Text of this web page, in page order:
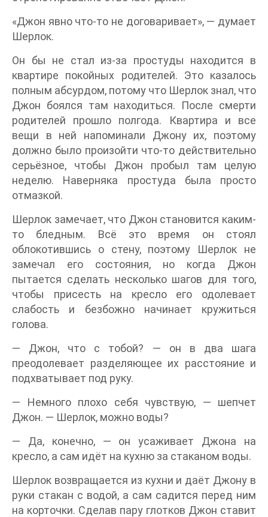
«Джон явно что-то не договаривает», — думает
Шерлок.
Он бы не стал из-за простуды находится в
квартире покойных родителей. Это казалось
полным абсурдом, потому что Шерлок знал, что
Джон боялся там находиться. После смерти
родителей прошло полгода. Квартира и все
вещи в ней напоминали Джону их, поэтому
должно было произойти что-то действительно
серьёзное, чтобы Джон пробыл там целую
неделю. Наверняка простуда была просто
отмазкой.
Шерлок замечает, что Джон становится каким-
то бледным. Всё это время он стоял
облокотившись о стену, поэтому Шерлок не
замечал его состояния, но когда Джон
пытается сделать несколько шагов для того,
чтобы присесть на кресло его одолевает
слабость и безбожно начинает кружиться
голова.
— Джон, что с тобой? — он в два шага
преодолевает разделяющее их расстояние и
подхватывает под руку.
— Немного плохо себя чувствую, — шепчет
Джон. — Шерлок, можно воды?
— Да, конечно, — он усаживает Джона на
кресло, а сам идёт на кухню за стаканом воды.
Шерлок возвращается из кухни и даёт Джону в
руки стакан с водой, а сам садится перед ним
на корточки. Сделав пару глотков Джон ставит